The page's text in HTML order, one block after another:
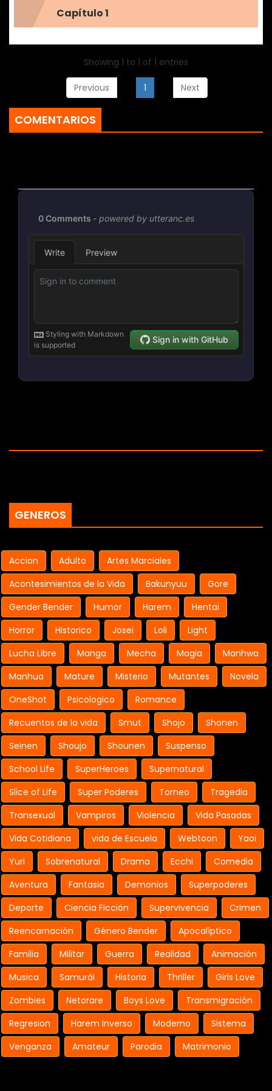
Capítulo 1
Showing 1 to 1 of 1 entries
Previous 1 Next
COMENTARIOS
GENEROS
Accion Adulto
Artes Marciales
Acontesimientos de la Vida
Bakunyuu
Gore
Gender Bender
Humor Harem
Hentai
Horror
Historico Josei Loli
Light
Lucha Libre
Manga Mecha Magia
Manhwa
Manhua
Mature Misterio Mutantes
Novela
OneShot
Psicologico
Romance
Recuentos de la vida
Smut Shojo
Shonen
Seinen
Shoujo Shounen
Suspenso
School Life
SuperHeroes
Supernatural
Slice of Life
Super Poderes Torneo
Tragedia
Transexual
Vampiros Violencia
Vida Pasadas
Vida Cotidiana
vida de Escuela Webtoon
Yaoi
Yuri
Sobrenatural Drama Ecchi
Comedia
Aventura
Fantasia Demonios
Superpoderes
Deporte
Ciencia Ficción Supervivencia
Crimen
Reencarnación
Género Bender
Apocalíptico
Familia
Militar Guerra Realidad
Animación
Musica
Samurái Historia Thriller
Girls Love
Zombies
Netorare Boys Love
Transmigración
Regresion
Harem Inverso Moderno
Sistema
Venganza
Amateur Parodia Matrimonio